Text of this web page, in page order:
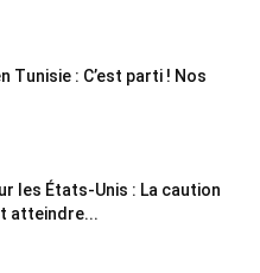
Tunisie : C’est parti ! Nos
les États-Unis : La caution
atteindre...